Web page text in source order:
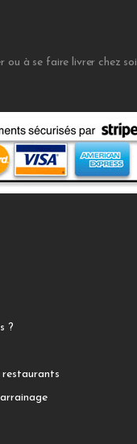
ou à se faire livrer chez soi
?
restaurants